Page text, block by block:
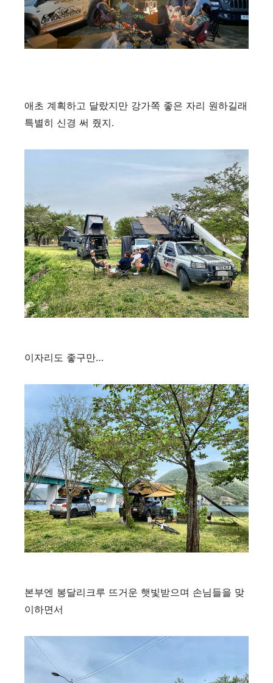
애초 계획하고 달랐지만 강가쪽 좋은 자리 원하길래
특별히 신경 써 줬지.
이자리도 좋구만…
본부엔 봉달리크루 뜨거운 햇빛받으며 손님들을 맞
이하면서